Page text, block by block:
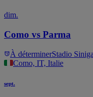
dim.
Como vs Parma
À déterminerStadio
Como, IT, Italie
sept.